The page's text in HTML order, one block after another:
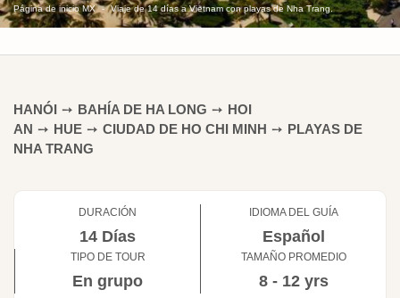
Página de inicio MX Viaje de 14 días a Vietnam con playas de Nha Trang.
HANÓI ➙ BAHÍA DE HA LONG ➙ HOI
AN ➙ HUE ➙ CIUDAD DE HO CHI MINH ➙ PLAYAS DE
NHA TRANG
DURACIÓN
14 Días
IDIOMA DEL GUÍA
Español
TIPO DE TOUR
En grupo
TAMAÑO PROMEDIO
8 - 12 yrs